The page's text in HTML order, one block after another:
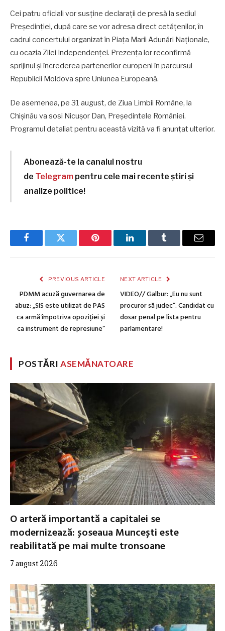
Cei patru oficiali vor susține declarații de presă la sediul
Președinției, după care se vor adresa direct cetățenilor, în
cadrul concertului organizat în Piața Marii Adunări Naționale,
cu ocazia Zilei Independenței. Prezența lor reconfirmă
sprijinul și încrederea partenerilor europeni în parcursul
Republicii Moldova spre Uniunea Europeană.
De asemenea, pe 31 august, de Ziua Limbii Române, la
Chișinău va sosi Nicușor Dan, Președintele României.
Programul detaliat pentru această vizită va fi anunțat ulterior.
Abonează-te la canalul nostru
de Telegram pentru cele mai recente știri și
analize politice!
FacebookTwitter Pinterest LinkedInTumblr Email
PREVIOUS ARTICLE
PDMM acuză guvernarea de
abuz: „SIS este utilizat de PAS
ca armă împotriva opoziției și
ca instrument de represiune”
NEXT ARTICLE
VIDEO// Galbur: „Eu nu sunt
procuror să judec”. Candidat cu
dosar penal pe lista pentru
parlamentare!
POSTĂRIASEMĂNATOARE
O arteră importantă a capitalei se
modernizează: șoseaua Muncești este
reabilitată pe mai multe tronsoane
7 august 2026